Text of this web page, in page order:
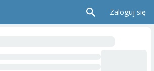
Zaloguj się